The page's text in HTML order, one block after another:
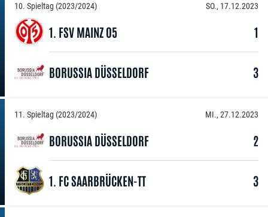
10. Spieltag (2023/2024) SO., 17.12.2023
1. FSV MAINZ 05 1
BORUSSIA DÜSSELDORF 3
11. Spieltag (2023/2024) MI., 27.12.2023
BORUSSIA DÜSSELDORF 2
1. FC SAARBRÜCKEN-TT 3